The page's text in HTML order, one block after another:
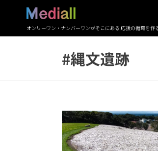
オンリーワン・ナンバーワンがそこにある 応援の循環を作
#縄文遺跡